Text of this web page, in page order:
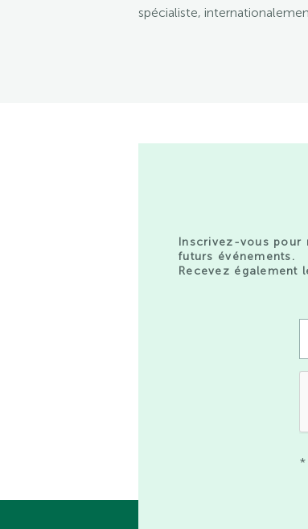
spécialiste,
Inscrivez-vous pour
futurs événements.
Recevez également
*